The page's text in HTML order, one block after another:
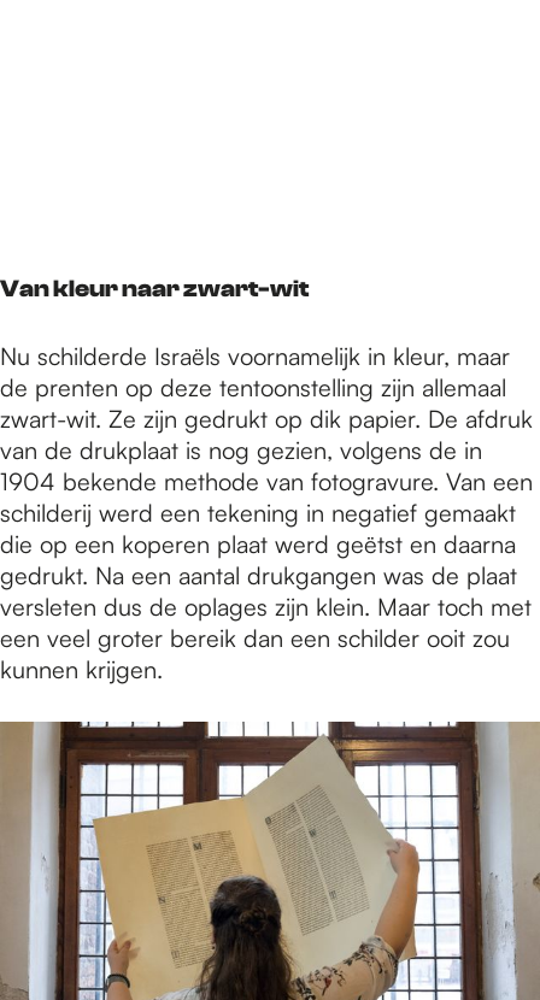
Van kleur naar zwart-wit
Nu schilderde Israëls voornamelijk in kleur, maar
de prenten op deze tentoonstelling zijn allemaal
zwart-wit. Ze zijn gedrukt op dik papier. De afdruk
van de drukplaat is nog gezien, volgens de in
1904 bekende methode van fotogravure. Van een
schilderij werd een tekening in negatief gemaakt
die op een koperen plaat werd geëtst en daarna
gedrukt. Na een aantal drukgangen was de plaat
versleten dus de oplages zijn klein. Maar toch met
een veel groter bereik dan een schilder ooit zou
kunnen krijgen.